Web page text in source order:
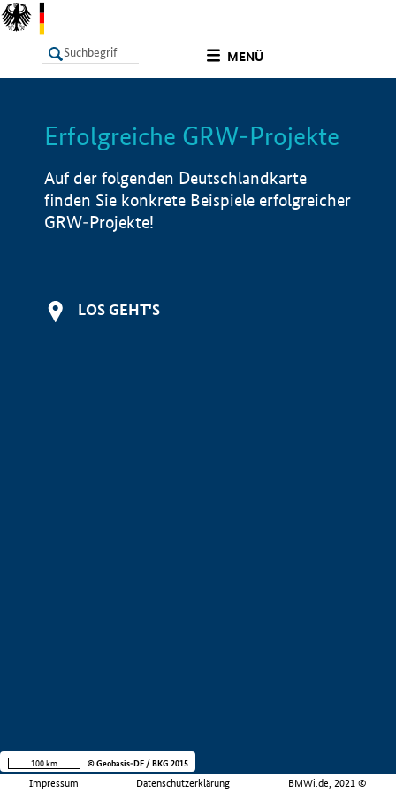
MENÜ
LISTE Info
Erfolgreiche GRW-Projekte
Auf der folgenden Deutschlandkarte
finden Sie konkrete Beispiele erfolgreicher
GRW-Projekte!
LOS GEHT'S
Impressum Datenschutzerklärung BMWi.de, 2021 ©
100 km © Geobasis-DE / BKG 2015